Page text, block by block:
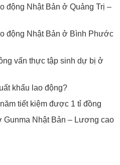
động Nhật Bản ở Quảng Trị –
động Nhật Bản ở Bình Phước
vấn thực tập sinh dự bị ở
khẩu lao động?
tiết kiệm được 1 tỉ đồng
Gunma Nhật Bản – Lương cao